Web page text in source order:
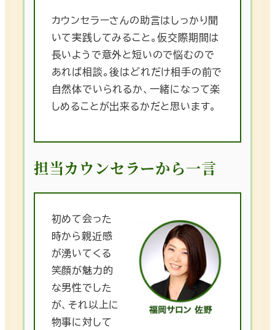
カウンセラーさんの助言はしっかり聞
いて実践してみること。仮交際期間は
長いようで意外と短いので悩むので
あれば相談。後はどれだけ相手の前で
自然体でいられるか、一緒になって楽
しめることが出来るかだと思います。
担当カウンセラーから一言
初めて会った
時から親近感
が湧いてくる
笑顔が魅力的
な男性でした
が、それ以上に
物事に対して